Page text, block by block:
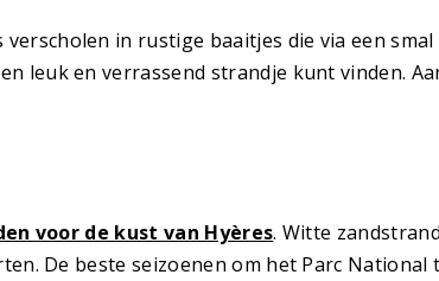
verscholen in rustige baaitjes die via een
leuk en verrassend strandje kunt vinden.
voor de kust van Hyères. Witte
De beste seizoenen om het Parc